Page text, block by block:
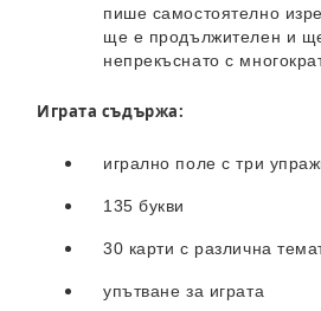
пише самостоятелно
ще е продължителен и
непрекъснато с
Играта съдържа:
игрално поле с три
135 букви
30 карти с различна
упътване за играта